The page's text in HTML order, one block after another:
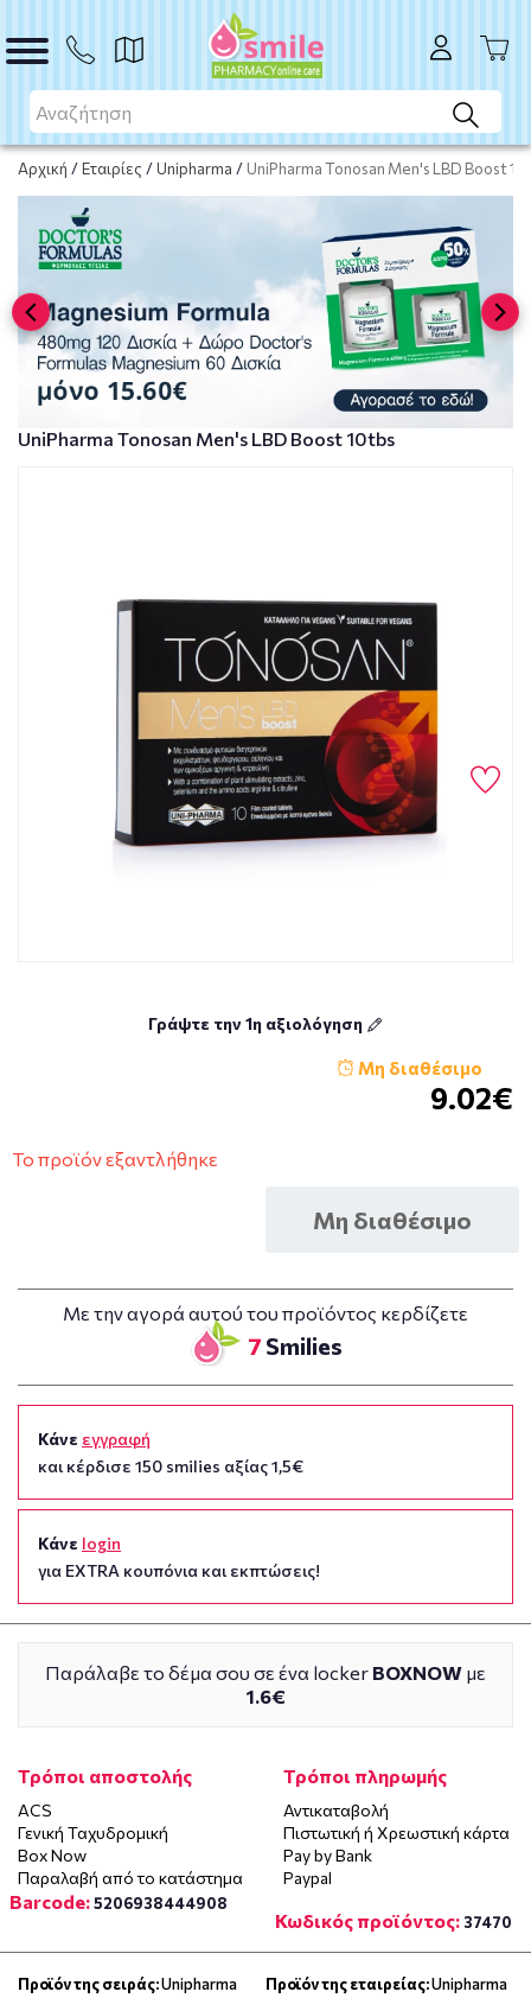
Αρχική /Εταιρίες /Unipharma / UniPharma Tonosan Men's LBD Boost
Το προϊόν εξαντλήθηκε
Μη διαθέσιμο
UniPharma Tonosan Men's LBD Boost 10tbs
Γράψτε την 1η αξιολόγηση
Μη διαθέσιμο
9.02€
Το προϊόν εξαντλήθηκε
Μη διαθέσιμο
Με την αγορά αυτού του προϊόντος κερδίζετε
7 Smilies
Κάνε εγγραφή
και κέρδισε 150 smilies αξίας 1,5€
Κάνε login
για EXTRA κουπόνια και εκπτώσεις!
Παράλαβε το δέμα σου σε ένα locker BOXNOW με
1.6€
Τρόποι αποστολής
ACS
Γενική Ταχυδρομική
Box Now
Παραλαβή από το κατάστημα
Τρόποι πληρωμής
Αντικαταβολή
Πιστωτική ή Χρεωστική κάρτα
Pay by Bank
Paypal
Barcode:5206938444908
Κωδικός προϊόντος: 37470
Προϊόν της σειράς:Unipharma
Προϊόν της εταιρείας:Unipharma